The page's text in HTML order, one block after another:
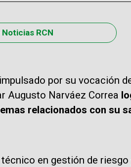
RCN
por su vocación
Augusto Narváez Correa
relacionados con su
en gestión de riesgo